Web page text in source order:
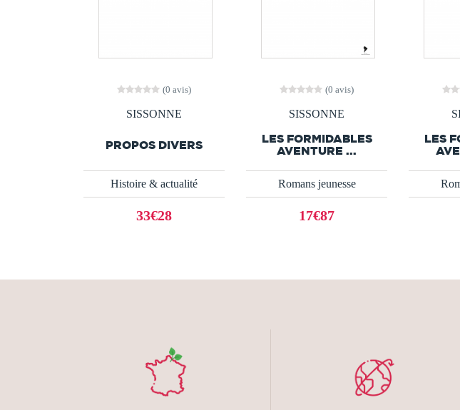
(0 avis)
SISSONNE
PROPOS DIVERS
Histoire & actualité
33€28
(0 avis)
SISSONNE
LES FORMIDABLES
AVENTURE ...
Romans jeunesse
17€87
LES